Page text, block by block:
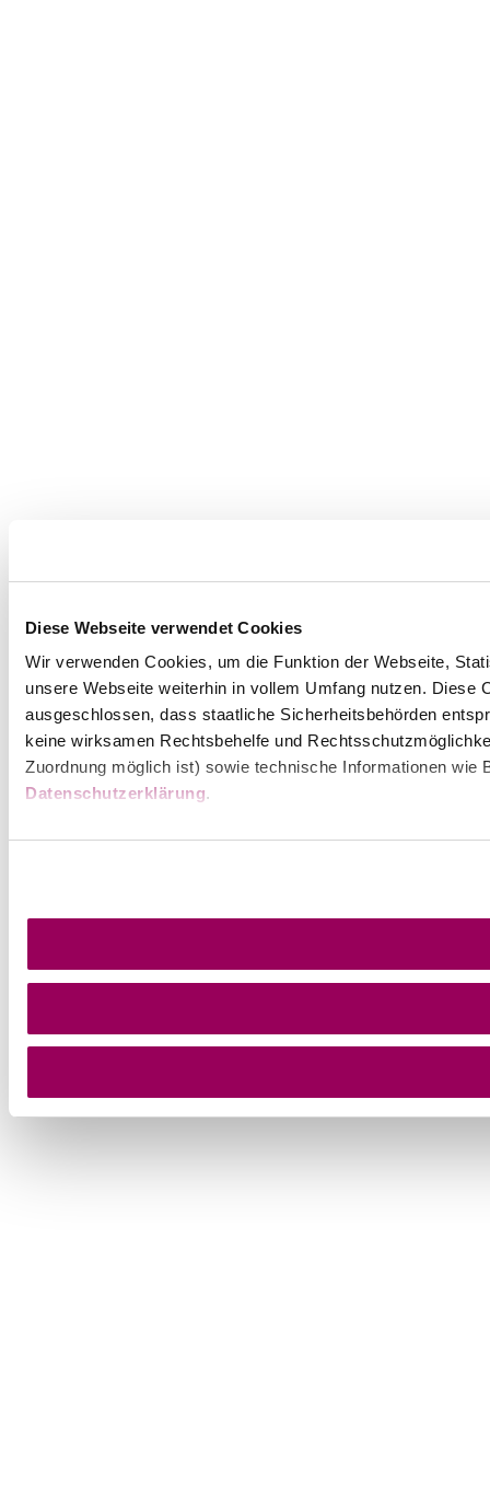
Diese Webseite verwendet Cookies
Wir verwenden Cookies, um die Funktion der Webseite,
unsere Webseite weiterhin in vollem Umfang nutzen.
ausgeschlossen, dass staatliche Sicherheitsbehörden
keine wirksamen Rechtsbehelfe und
Zuordnung möglich ist) sowie technische Informationen
Datenschutzerklärung.